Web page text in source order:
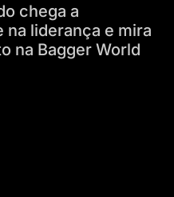
chega a
na liderança e mira
na Bagger World